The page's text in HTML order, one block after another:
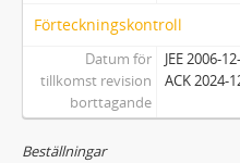
Förteckningskontroll
Datum för
tillkomst revision
borttagande
JEE 2006-
ACK 2024-
Beställningar